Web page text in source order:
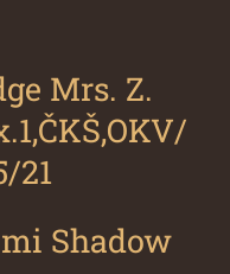
Mrs. Z.
21
Shadow